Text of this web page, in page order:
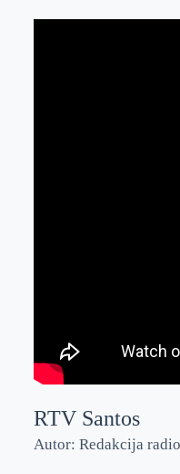
RTV Santos
Autor: Redakcija